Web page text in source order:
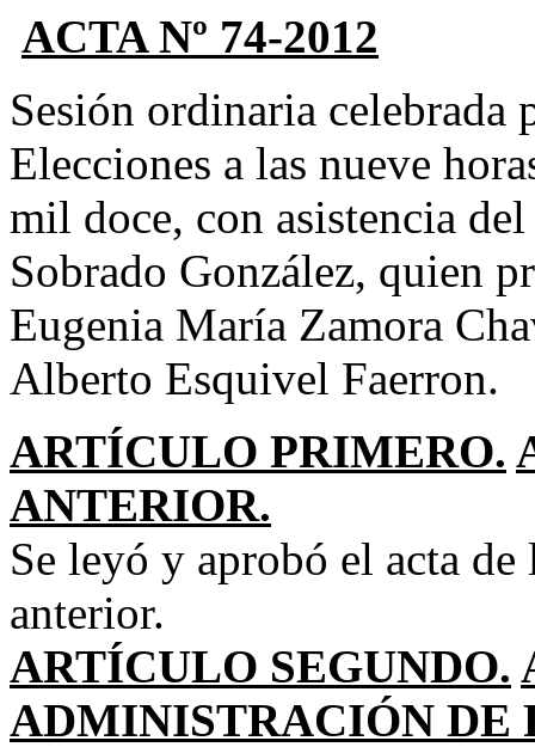
ACTA Nº 74-2012
Sesión ordinaria
Elecciones a las nueve
mil doce, con asistencia
Sobrado González, quien
Eugenia María Zamora
Alberto Esquivel Faerron.
ARTÍCULO PRIMERO.
ANTERIOR.
Se leyó y aprobó el acta
anterior.
ARTÍCULO SEGUNDO.
ADMINISTRACIÓN DE